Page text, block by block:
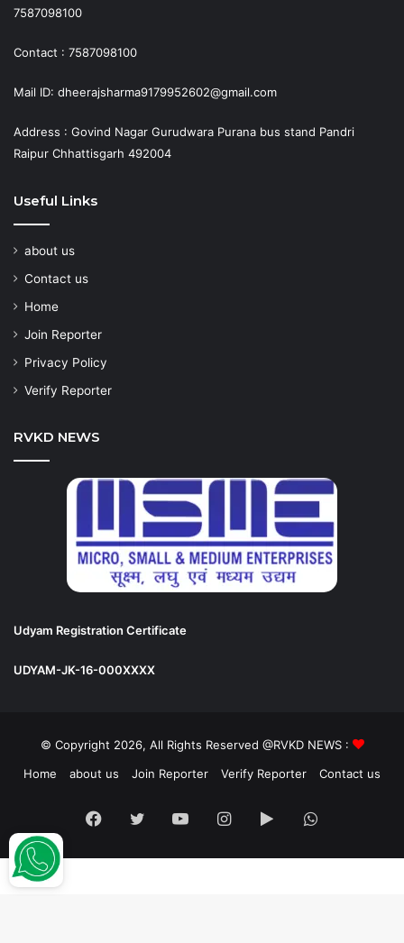
7587098100
Contact : 7587098100
Mail ID: dheerajsharma9179952602@gmail.com
Address : Govind Nagar Gurudwara Purana bus stand Pandri
Raipur Chhattisgarh 492004
Useful Links
about us
Contact us
Home
Join Reporter
Privacy Policy
Verify Reporter
RVKD NEWS
Udyam Registration Certificate
UDYAM-JK-16-000XXXX
© Copyright 2026, All Rights Reserved @RVKD NEWS :
Home
about us Join Reporter Verify Reporter Contact us
Facebook
TwitterYouTubeInstagram
Google
Play
WhatsApp